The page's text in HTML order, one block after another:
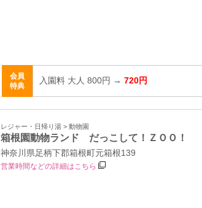
会員
特典
入園料 大人 800円 → 720円
レジャー・日帰り湯 > 動物園
箱根園動物ランド だっこして！ＺＯＯ！
神奈川県足柄下郡箱根町元箱根139
営業時間などの詳細はこちら